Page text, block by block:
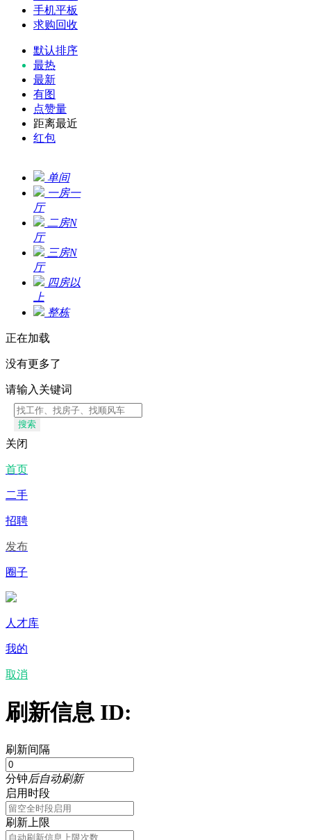
手机平板
求购回收
默认排序
最热
最新
有图
点赞量
距离最近
红包
单间
一房一
厅
二房N
厅
三房N
厅
四房以
上
整栋
正在加载
没有更多了
请输入关键词
搜索
关闭
首页
二手
招聘
发布
圈子
人才库
我的
取消
刷新信息 ID:
刷新间隔
分钟后自动刷新
启用时段
刷新上限